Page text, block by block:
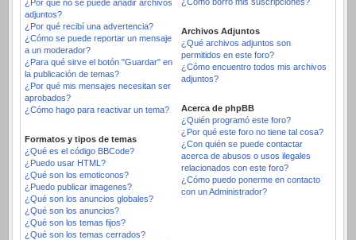
¿Por qué no se puede añadir archivos
adjuntos?
¿Por qué recibí una advertencia?
¿Cómo se puede reportar un mensaje
a un moderador?
¿Para qué sirve el botón "Guardar" en
la publicación de temas?
¿Por qué mis mensajes necesitan ser
aprobados?
¿Cómo hago para reactivar un tema?
Formatos y tipos de temas
¿Qué es el código BBCode?
¿Puedo usar HTML?
¿Qué son los emoticonos?
¿Puedo publicar imagenes?
¿Qué son los anuncios globales?
¿Qué son los anuncios?
¿Qué son los temas fijos?
¿Qué son los temas cerrados?
Archivos Adjuntos
¿Qué archivos adjuntos son
permitidos en este foro?
¿Cómo encuentro todos mis archivos
adjuntos?
Acerca de phpBB
¿Quién programó este foro?
¿Por qué este foro no tiene tal cosa?
¿Con quién se puede contactar
acerca de abusos o usos ilegales
relacionados con este foro?
¿Cómo puedo ponerme en contacto
con un Administrador?